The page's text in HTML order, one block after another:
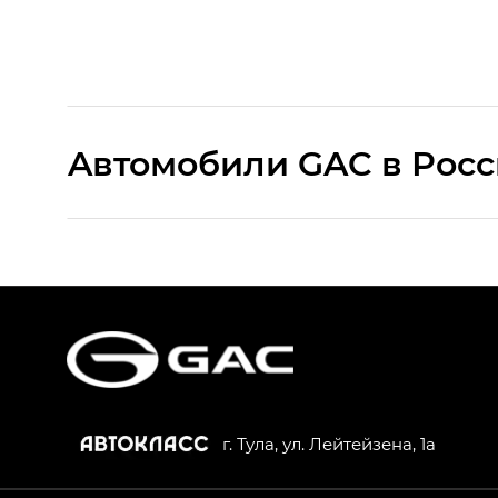
Aвтомобили GAC в
HYPTEC HT — Хайптек Эйч Ти (HYPTEC
г. Тула, ул. Лейтейзена, 1а